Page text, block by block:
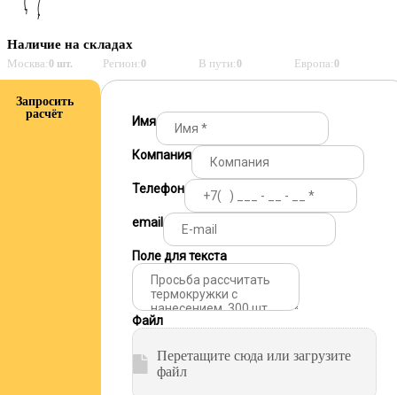
Наличие на складах
Москва:0 шт. Регион:0 В пути:0 Европа:0
Запросить
расчёт
Имя
Компания
Телефон
email
Поле для текста
Файл
Перетащите сюда или загрузите
файл